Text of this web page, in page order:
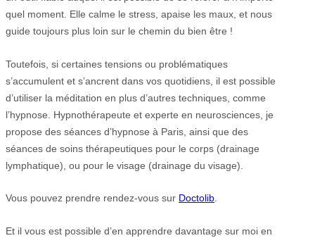
quel moment. Elle calme le stress, apaise les maux, et nous
guide toujours plus loin sur le chemin du bien être !
Toutefois, si certaines tensions ou problématiques
s’accumulent et s’ancrent dans vos quotidiens, il est possible
d’utiliser la méditation en plus d’autres techniques, comme
l’hypnose. Hypnothérapeute et experte en neurosciences, je
propose des séances d’hypnose à Paris, ainsi que des
séances de soins thérapeutiques pour le corps (drainage
lymphatique), ou pour le visage (drainage du visage).
Vous pouvez prendre rendez-vous sur Doctolib.
Et il vous est possible d’en apprendre davantage sur moi en